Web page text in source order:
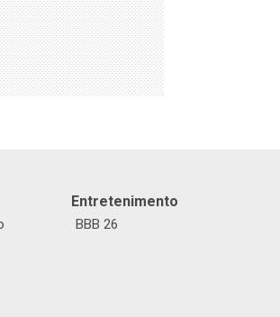
Entretenimento
BBB 26